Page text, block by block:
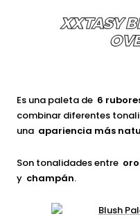
XXTASY
Es una paleta de 6
combinar diferentes
una apariencia más
Son tonalidades entre
y champán.